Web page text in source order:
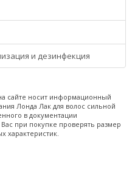
и дезинфекция
сайте носит информационный
Лонда Лак для волос сильной
в документации
при покупке проверять размер
характеристик.